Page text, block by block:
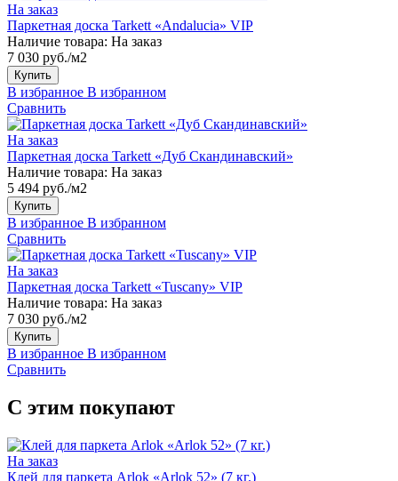
На заказ
Паркетная доска Tarkett «Andalucia» VIP
Наличие товара: На заказ
7 030 руб./м2
Купить
В избранное В избранном
Сравнить
На заказ
Паркетная доска Tarkett «Дуб Скандинавский»
Наличие товара: На заказ
5 494 руб./м2
Купить
В избранное В избранном
Сравнить
На заказ
Паркетная доска Tarkett «Tuscany» VIP
Наличие товара: На заказ
7 030 руб./м2
Купить
В избранное В избранном
Сравнить
С этим покупают
На заказ
Клей для паркета Arlok «Arlok 52» (7 кг.)